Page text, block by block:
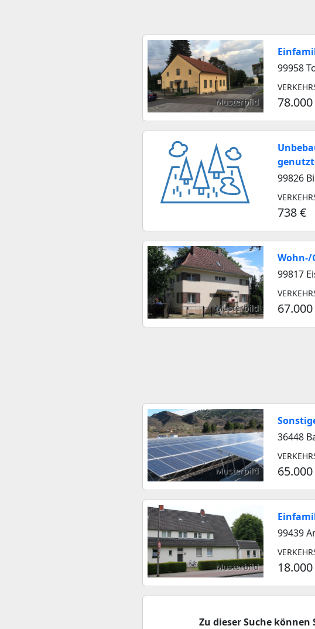
Musterbild
99958
99826
738 €
Musterbild
Wohn-/
99817
Musterbild
36448
Musterbild
99439
Zu dieser Suche